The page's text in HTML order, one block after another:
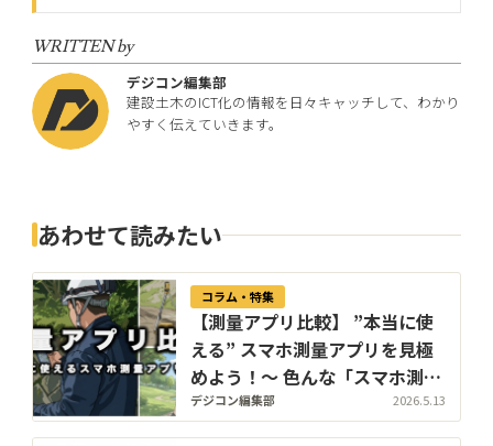
WRITTEN by
デジコン編集部
建設土木のICT化の情報を日々キャッチして、わかり
やすく伝えていきます。
あわせて読みたい
コラム・特集
【測量アプリ比較】 ”本当に使
える” スマホ測量アプリを見極
めよう！〜 色んな「スマホ測量
アプリ」が出ているけど、そも
そも何が違うの！？ 〜
デジコン編集部 2026.5.13